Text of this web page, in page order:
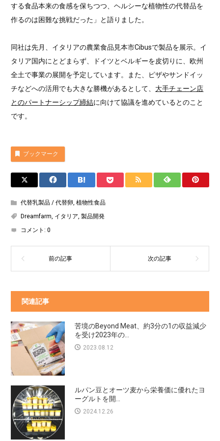
する食品本来の食感を保ちつつ、ヘルシーな植物性の代替品を
作るのは困難な挑戦だった」と語りました。
同社は先月、イタリアの農業食品見本市Cibusで製品を展示。イ
タリア国内にとどまらず、ドイツとベルギーを皮切りに、欧州
全土で事業の展開を予定しています。また、ピザやサンドイッ
チなどへの活用でも大きな勝機があるとして、 大手チェーン店
とのパートナーシップ締結に向けて協議を進めているとのこと
です。
ブックマーク
代替乳製品 / 代替卵,植物性食品
Dreamfarm, イタリア,製品開発
コメント:0
関連記事
苦境のBeyond Meat、約3分の1の収益減少
を受け2023年の...
2023.08.12
ルパン豆とオーツ麦から栄養価に優れたヨ
ーグルトを開...
2024.12.26